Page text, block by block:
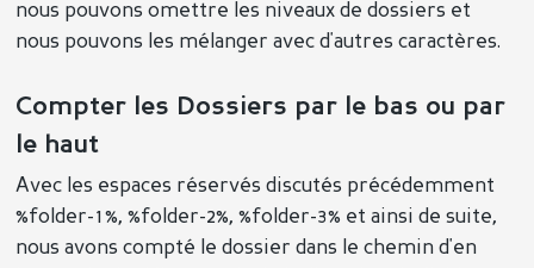
nous pouvons omettre les niveaux de dossiers et
nous pouvons les mélanger avec d'autres caractères.
Compter les Dossiers par le bas ou par
le haut
Avec les espaces réservés discutés précédemment
%folder-1%, %folder-2%, %folder-3% et ainsi de suite,
nous avons compté le dossier dans le chemin d'en